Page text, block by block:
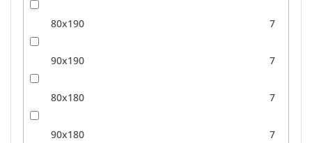
80x190 7
90x190 7
80x180 7
90x180 7